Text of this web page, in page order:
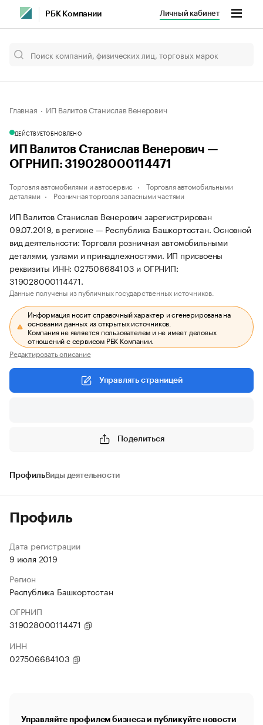
РБК Компании Личный кабинет
Главная ИП Валитов Станислав Венерович
ДЕЙСТВУЕТОБНОВЛЕНО
ИП Валитов Станислав Венерович —
ОГРНИП: 319028000114471
Торговля автомобилями и автосервис
Торговля автомобильными
деталями
Розничная торговля запасными частями
ИП Валитов Станислав Венерович зарегистрирован
09.07.2019, в регионе — Республика Башкортостан. Основной
вид деятельности: Торговля розничная автомобильными
деталями, узлами и принадлежностями. ИП присвоены
реквизиты ИНН: 027506684103 и ОГРНИП:
319028000114471.
Данные получены из публичных государственных источников.
Информация носит справочный характер и сгенерирована на
основании данных из открытых источников.
Компания не является пользователем и не имеет деловых
отношений с сервисом РБК Компании.
Редактировать описание
Управлять страницей
Поделиться
ПрофильВиды деятельности
Профиль
Дата регистрации
9 июля 2019
Регион
Республика Башкортостан
ОГРНИП
319028000114471
ИНН
027506684103
Управляйте профилем бизнеса и публикуйте новости